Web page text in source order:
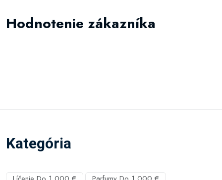
Hodnotenie zákazníka
Kategória